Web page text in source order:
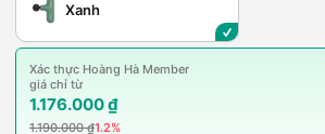
Xanh
Xác thực Hoàng Hà Member
giá chỉ từ
1.176.000 ₫
1.190.000 ₫1.2%